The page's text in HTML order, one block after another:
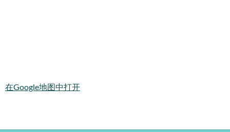
在Google地图中打开